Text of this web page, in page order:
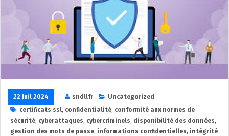
22 Juil 2024 sndllfr
Uncategorized
certificats ssl, confidentialité, conformité aux normes de
sécurité, cyberattaques, cybercriminels, disponibilité des données,
gestion des mots de passe, informations confidentielles, intégrité